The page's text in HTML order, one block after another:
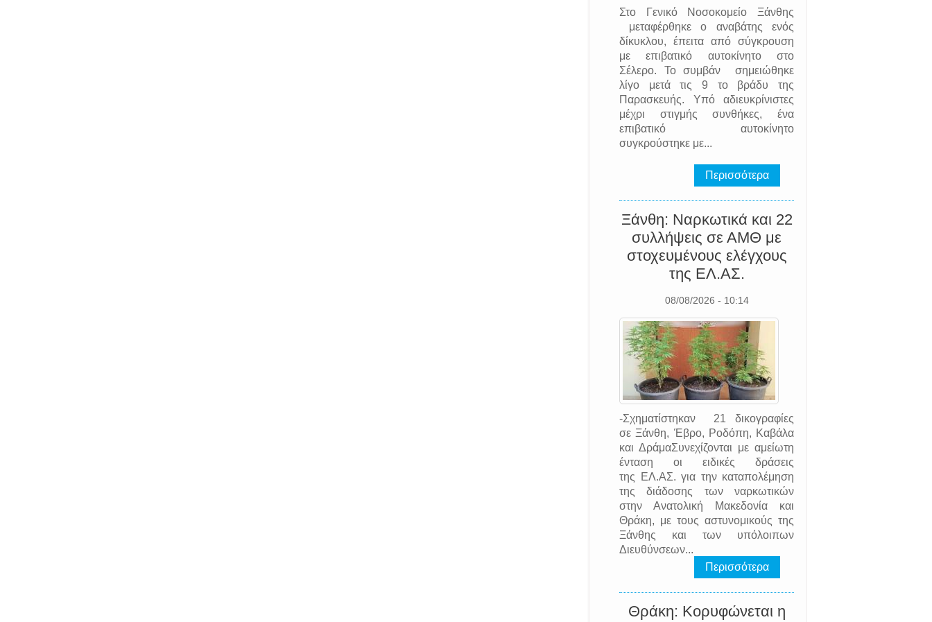
Στο Γενικό Νοσοκομείο Ξάνθης
μεταφέρθηκε ο αναβάτης ενός
δίκυκλου, έπειτα από σύγκρουση
με επιβατικό αυτοκίνητο στο
Σέλερο. Το συμβάν σημειώθηκε
λίγο μετά τις 9 το βράδυ της
Παρασκευής. Υπό αδιευκρίνιστες
μέχρι στιγμής συνθήκες, ένα
επιβατικό αυτοκίνητο
συγκρούστηκε με...
Περισσότερα
Ξάνθη: Ναρκωτικά και 22
συλλήψεις σε ΑΜΘ με
στοχευμένους ελέγχους
της EΛ.AΣ.
08/08/2026 - 10:14
-Σχηματίστηκαν 21 δικογραφίες
σε Ξάνθη, Έβρο, Ροδόπη, Καβάλα
και ΔράμαΣυνεχίζονται με αμείωτη
ένταση οι ειδικές δράσεις
της EΛ.AΣ. για την καταπολέμηση
της διάδοσης των ναρκωτικών
στην Ανατολική Μακεδονία και
Θράκη, με τους αστυνομικούς της
Ξάνθης και των υπόλοιπων
Διευθύνσεων...
Περισσότερα
Θράκη: Κορυφώνεται η